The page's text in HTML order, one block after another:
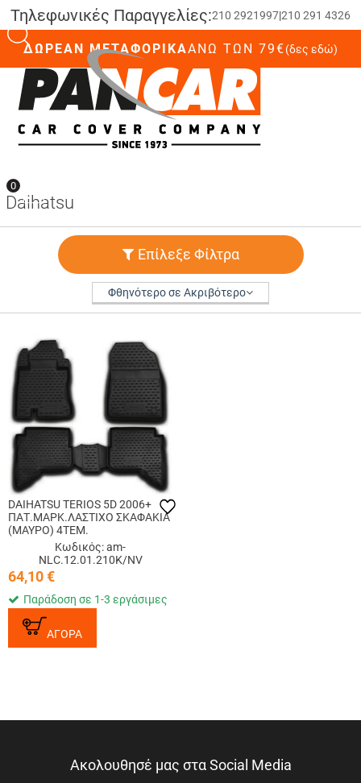
Τηλεφωνικές Παραγγελίες:210 2921997|210 291 4326
ΔΩΡΕΑΝ ΜΕΤΑΦΟΡΙΚΑΆΝΩ ΤΩΝ 79€(δες εδώ)
0
Daihatsu
Επίλεξε Φίλτρα
Φθηνότερο σε Ακριβότερο
DAIHATSU TERIOS 5D 2006+
ΠΑΤ.ΜΑΡΚ.ΛΑΣΤΙΧΟ ΣΚΑΦΑΚΙΑ
(ΜΑΥΡΟ) 4ΤΕΜ.
Κωδικός: am-
NLC.12.01.210K/NV
64,10€
Παράδοση σε 1-3 εργάσιμες
ΑΓΟΡΑ
Ακολουθησέ μας στα Social Media